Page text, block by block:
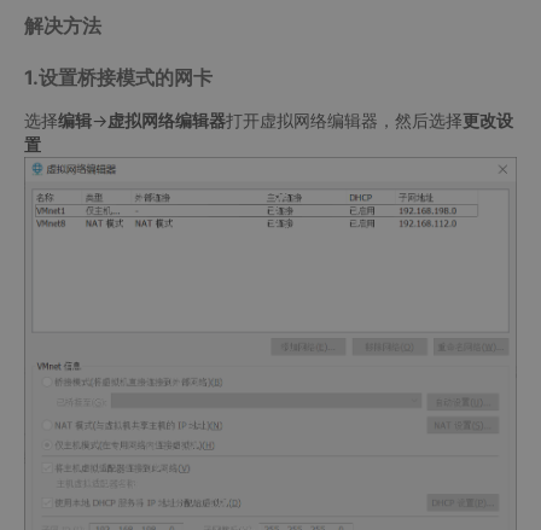
解决方法
1.设置桥接模式的网卡
选择编辑->虚拟网络编辑器打开虚拟网络编辑器，然后选择更改设
置